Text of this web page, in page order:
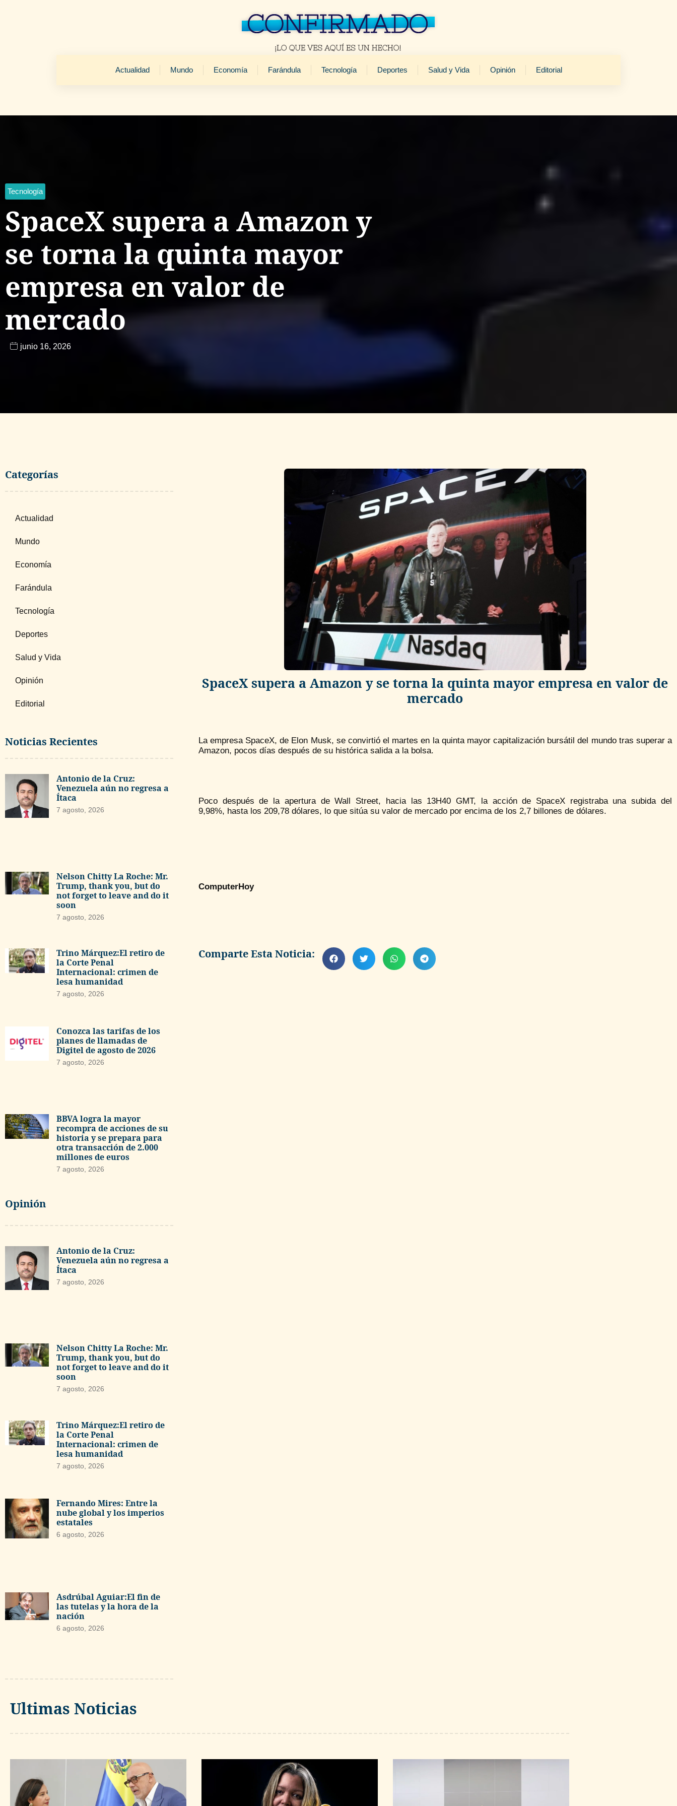
Actualidad Mundo Economía Farándula Tecnología Deportes Salud y Vida Opinión Editorial
Tecnología
SpaceX supera a Amazon y
se torna la quinta mayor
empresa en valor de
mercado
junio 16, 2026
Categorías
Actualidad
Mundo
Economía
Farándula
Tecnología
Deportes
Salud y Vida
Opinión
Editorial
Noticias Recientes
Antonio de la Cruz:
Venezuela aún no regresa a
Ítaca
7 agosto, 2026
Nelson Chitty La Roche: Mr.
Trump, thank you, but do
not forget to leave and do it
soon
7 agosto, 2026
Trino Márquez:El retiro de
la Corte Penal
Internacional: crimen de
lesa humanidad
7 agosto, 2026
Conozca las tarifas de los
planes de llamadas de
Digitel de agosto de 2026
7 agosto, 2026
BBVA logra la mayor
recompra de acciones de su
historia y se prepara para
otra transacción de 2.000
millones de euros
7 agosto, 2026
Opinión
Antonio de la Cruz:
Venezuela aún no regresa a
Ítaca
7 agosto, 2026
Nelson Chitty La Roche: Mr.
Trump, thank you, but do
not forget to leave and do it
soon
7 agosto, 2026
Trino Márquez:El retiro de
la Corte Penal
Internacional: crimen de
lesa humanidad
7 agosto, 2026
Fernando Mires: Entre la
nube global y los imperios
estatales
6 agosto, 2026
Asdrúbal Aguiar:El fin de
las tutelas y la hora de la
nación
6 agosto, 2026
SpaceX supera a Amazon y se torna la quinta mayor empresa en valor de
mercado
La empresa SpaceX, de Elon Musk, se convirtió el martes en la quinta mayor capitalización bursátil del mundo tras superar a
Amazon, pocos días después de su histórica salida a la bolsa.
Poco después de la apertura de Wall Street, hacia las 13H40 GMT, la acción de SpaceX registraba una subida del
9,98%, hasta los 209,78 dólares, lo que sitúa su valor de mercado por encima de los 2,7 billones de dólares.
ComputerHoy
Comparte Esta Noticia:
Ultimas Noticias